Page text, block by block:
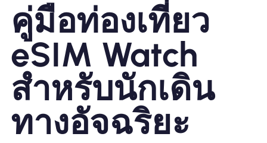
แผนร้านค้า
เกี่ยวกับ eSIM
ทำไมต้อง Nomad eSIM
คู่มือท่องเที่ยว
eSIM Watch
สำหรับนักเดิน
ทางอัจฉริยะ